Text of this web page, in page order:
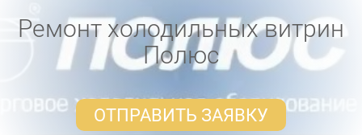
Ремонт холодильных витрин
Полюс
ОТПРАВИТЬ ЗАЯВКУ